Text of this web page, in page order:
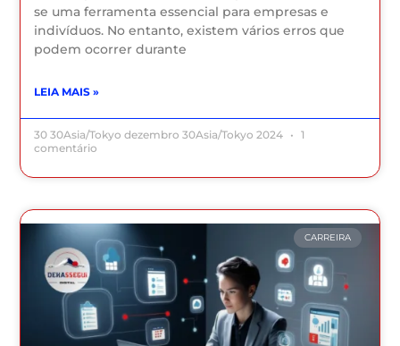
se uma ferramenta essencial para empresas e
indivíduos. No entanto, existem vários erros que
podem ocorrer durante
LEIA MAIS »
30 30Asia/Tokyo dezembro 30Asia/Tokyo 2024
1
comentário
CARREIRA